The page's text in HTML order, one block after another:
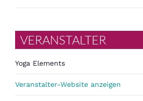
VERANSTALTER
Yoga Elements
Veranstalter-Website anzeigen